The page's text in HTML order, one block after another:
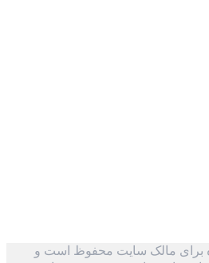
برای مالک سایت محفوظ است و